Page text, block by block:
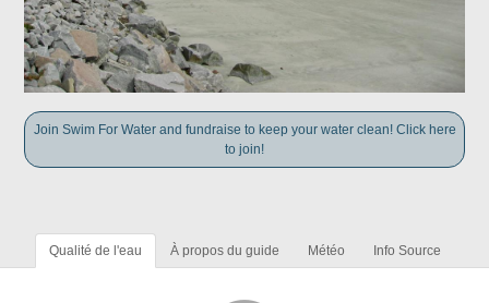
Join Swim For Water and fundraise to keep your water clean! Click here
to join!
Qualité de l'eau À propos du guide Météo Info Source